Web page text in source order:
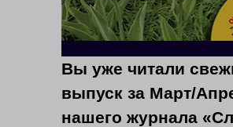
Вы уже читали
выпуск за Март/
нашего журнала